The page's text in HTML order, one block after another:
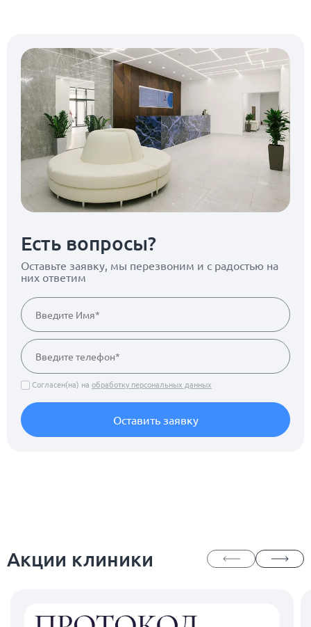
Есть вопросы?
Оставьте заявку, мы перезвоним и с радостью на
них ответим
Согласен(на) на обработку персональных данных
Оставить заявку
Акции клиники